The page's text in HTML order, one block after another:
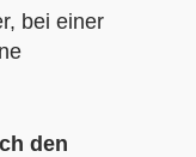
bei einer
den